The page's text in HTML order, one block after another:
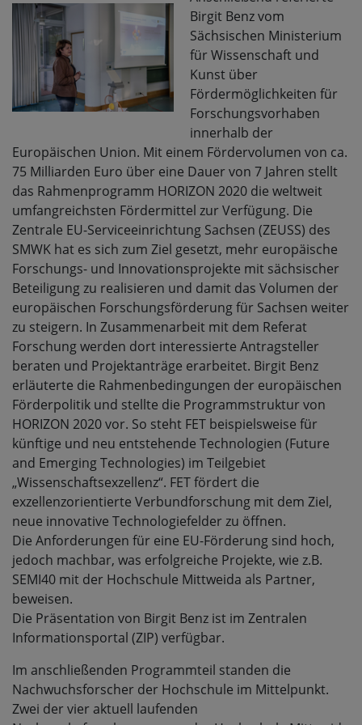
Birgit Benz vom
Sächsischen Ministerium
für Wissenschaft und
Kunst über
Fördermöglichkeiten für
Forschungsvorhaben
innerhalb der
Europäischen Union. Mit einem Fördervolumen von ca.
75 Milliarden Euro über eine Dauer von 7 Jahren stellt
das Rahmenprogramm HORIZON 2020 die weltweit
umfangreichsten Fördermittel zur Verfügung. Die
Zentrale EU-Serviceeinrichtung Sachsen (ZEUSS) des
SMWK hat es sich zum Ziel gesetzt, mehr europäische
Forschungs- und Innovationsprojekte mit sächsischer
Beteiligung zu realisieren und damit das Volumen der
europäischen Forschungsförderung für Sachsen weiter
zu steigern. In Zusammenarbeit mit dem Referat
Forschung werden dort interessierte Antragsteller
beraten und Projektanträge erarbeitet. Birgit Benz
erläuterte die Rahmenbedingungen der europäischen
Förderpolitik und stellte die Programmstruktur von
HORIZON 2020 vor. So steht FET beispielsweise für
künftige und neu entstehende Technologien (Future
and Emerging Technologies) im Teilgebiet
„Wissenschaftsexzellenz“. FET fördert die
exzellenzorientierte Verbundforschung mit dem Ziel,
neue innovative Technologiefelder zu öffnen.
Die Anforderungen für eine EU-Förderung sind hoch,
jedoch machbar, was erfolgreiche Projekte, wie z.B.
SEMI40 mit der Hochschule Mittweida als Partner,
beweisen.
Die Präsentation von Birgit Benz ist im Zentralen
Informationsportal (ZIP) verfügbar.
Im anschließenden Programmteil standen die
Nachwuchsforscher der Hochschule im Mittelpunkt.
Zwei der vier aktuell laufenden